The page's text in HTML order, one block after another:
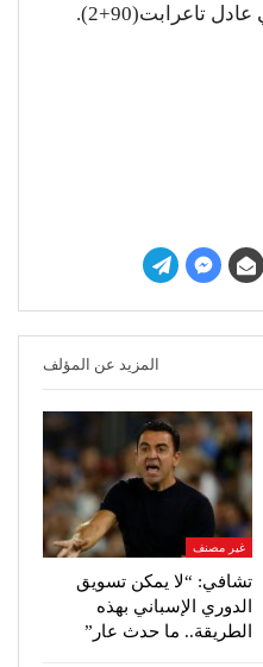
المزيد عن المؤلف
غير مصنف
تشافي: “لا يمكن تسويق
الدوري الإسباني بهذه
الطريقة.. ما حدث عار”